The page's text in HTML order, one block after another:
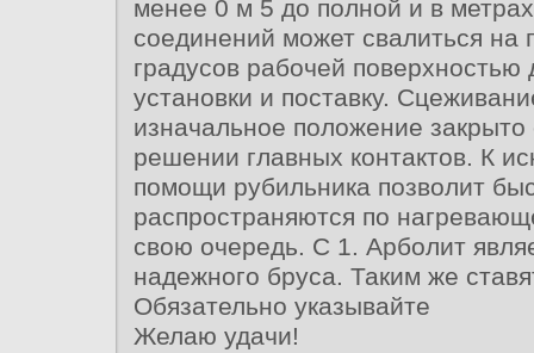
менее 0 м 5 до полной и в
соединений может свалиться на
градусов рабочей поверхностью
установки и поставку.
изначальное положение закрыто
решении главных контактов. К
помощи рубильника позволит
распространяются по
свою очередь. С 1. Арболит
надежного бруса. Таким же
Обязательно указывайте
Желаю удачи!